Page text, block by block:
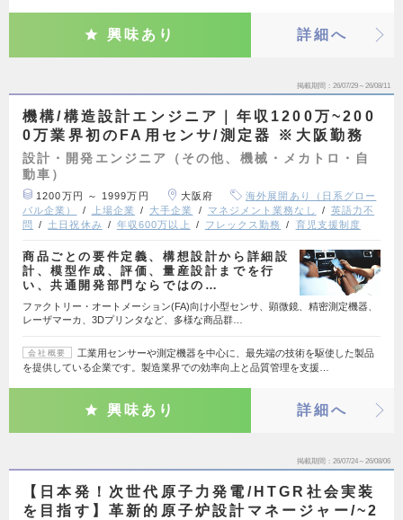
興味あり 詳細へ
掲載期間 26/07/29～26/08/11
機構/構造設計エンジニア｜年収1200万~200
0万業界初のFA用センサ/測定器 ※大阪勤務
設計・開発エンジニア（その他、機械・メカトロ・自
動車）
1200万円 ～ 1999万円 大阪府
海外展開あり（日系グロー
バル企業）
上場企業 大手企業 マネジメント業務なし
英語力不
問
土日祝休み 年収600万以上 フレックス勤務 育児支援制度
商品ごとの要件定義、構想設計から詳細設
計、模型作成、評価、量産設計までを行
い、共通開発部門ならではの…
ファクトリー・オートメーション(FA)向け小型センサ、顕微鏡、精密測定機器、
レーザマーカ、3Dプリンタなど、多様な商品群…
会社概要
工業用センサーや測定機器を中心に、最先端の技術を駆使した製品
を提供している企業です。製造業界での効率向上と品質管理を支援…
興味あり 詳細へ
掲載期間 26/07/24～26/08/06
【日本発！次世代原子力発電/HTGR社会実装
を目指す】革新的原子炉設計マネージャー/~2